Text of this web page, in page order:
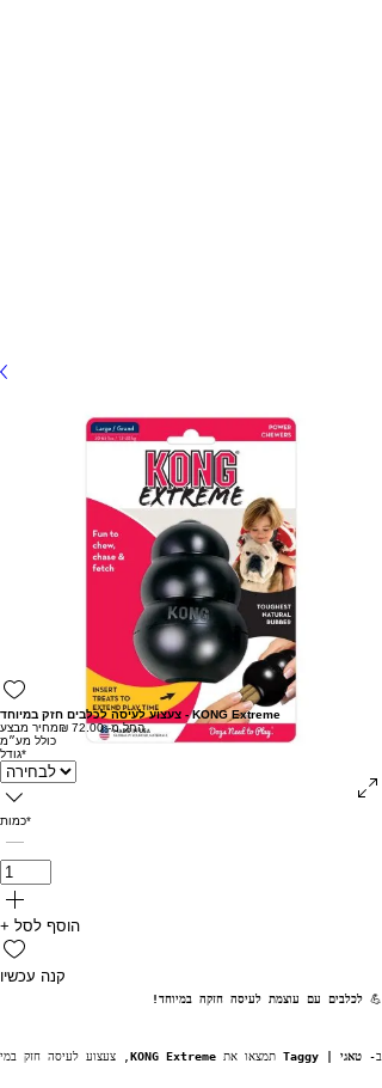
צעצוע לעיסה לכלבים חזק במיוחד - KONG Extreme
החל מ-72.00 ₪
מחיר מבצע
כולל מע״מ
גודל*
כמות*
+ הוסף לסל
קנה עכשיו
💪 לכלבים עם עוצמת לעיסה חזקה במיוחד!
ב- טאגי | Taggy תמצאו את KONG Extreme , צעצוע לעיסה חזק